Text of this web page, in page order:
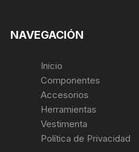
NAVEGACIÓN
Inicio
Componentes
Accesorios
Herramientas
Vestimenta
Política de Privacidad